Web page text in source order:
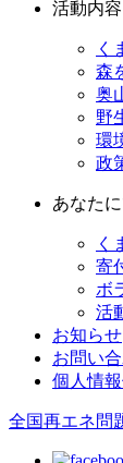
活動内容
く
森
奥
野
環
政
あなた
く
寄
ボ
活
お知らせ
お問い
個人情
全国再エネ問